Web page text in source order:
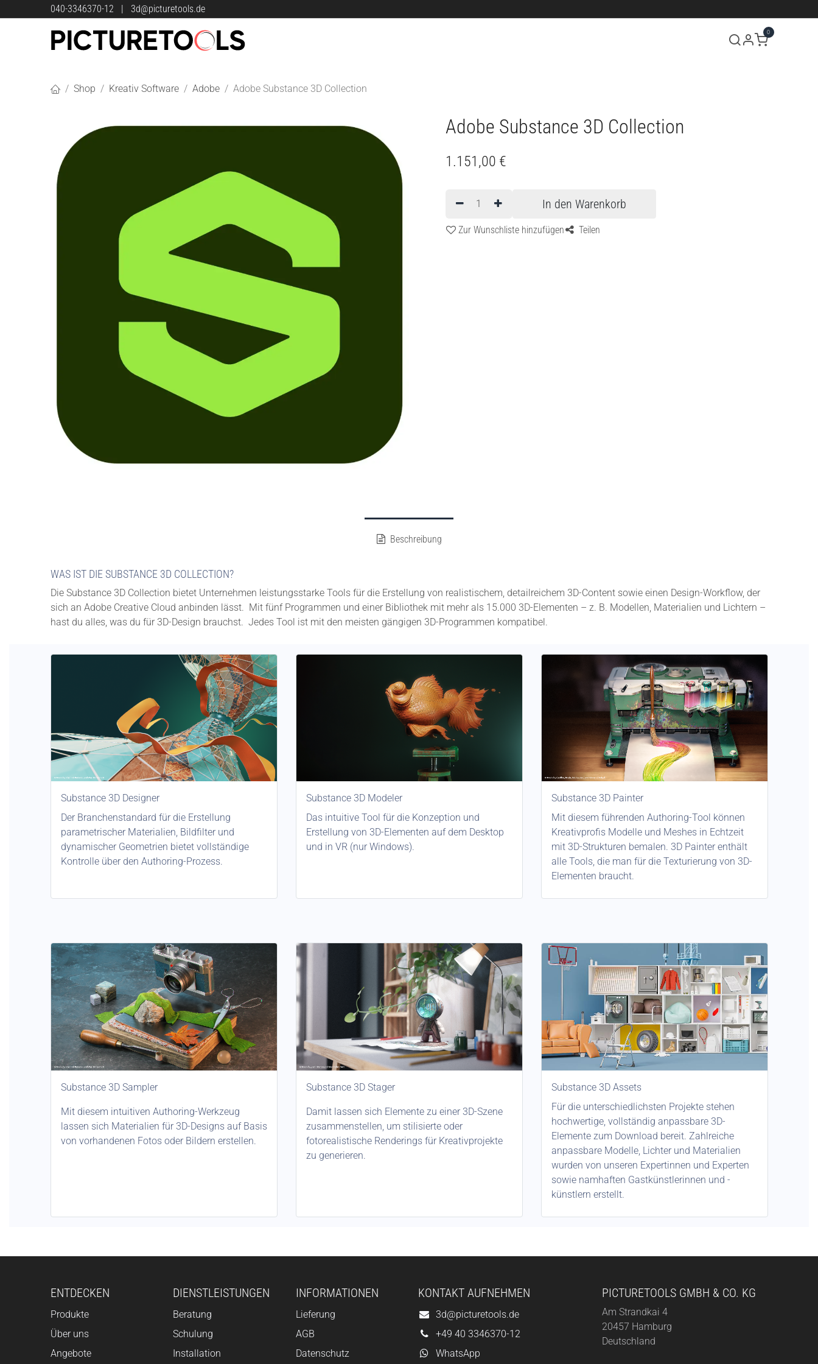
Zum Inhalt springen040-3346370-12 | 3d@picturetools.de
0
Shop Kreativ Software Adobe Adobe Substance 3D Collection
Adobe Substance 3D Collection
1.151,00 €
In den Warenkorb
Zur Wunschliste hinzufügen Teilen
Beschreibung
WAS IST DIE SUBSTANCE 3D COLLECTION?
Die Substance 3D Collection bietet Unternehmen leistungsstarke Tools für die Erstellung von realistischem, detailreichem 3D-Content sowie einen Design-Workflow, der
sich an Adobe Creative Cloud anbinden lässt. Mit fünf Programmen und einer Bibliothek mit mehr als 15.000 3D-Elementen – z. B. Modellen, Materialien und Lichtern –
hast du alles, was du für 3D-Design brauchst. Jedes Tool ist mit den meisten gängigen 3D-Programmen kompatibel.
Substance 3D Designer
Der Branchenstandard für die Erstellung
parametrischer Materialien, Bildfilter und
dynamischer Geometrien bietet vollständige
Kontrolle über den Authoring-Prozess.
Substance 3D Modeler
Das intuitive Tool für die Konzeption und
Erstellung von 3D-Elementen auf dem Desktop
und in VR (nur Windows).
Substance 3D Painter
Mit diesem führenden Authoring-Tool können
Kreativprofis Modelle und Meshes in Echtzeit
mit 3D-Strukturen bemalen. 3D Painter enthält
alle Tools, die man für die Texturierung von 3D-
Elementen braucht.
Substance 3D Sampler
Mit diesem intuitiven Authoring-Werkzeug
lassen sich Materialien für 3D-Designs auf Basis
von vorhandenen Fotos oder Bildern erstellen.
Substance 3D Stager
Damit lassen sich Elemente zu einer 3D-Szene
zusammenstellen, um stilisierte oder
fotorealistische Renderings für Kreativprojekte
zu generieren.
Substance 3D Assets
Für die unterschiedlichsten Projekte stehen
hochwertige, vollständig anpassbare 3D-
Elemente zum Download bereit. Zahlreiche
anpassbare Modelle, Lichter und Materialien
wurden von unseren Expertinnen und Experten
sowie namhaften Gastkünstlerinnen und -
künstlern erstellt.
ENTDECKEN
Produkte
Über uns
Angebote
DIENSTLEISTUNGEN
Beratung
Schulung
Installation
INFORMATIONEN
Lieferung
AGB
Datenschutz
KONTAKT AUFNEHMEN
3d@picturetools.de
+49 40 3346370-12
WhatsApp
PICTURETOOLS GMBH & CO. KG
Am Strandkai 4
20457 Hamburg
Deutschland